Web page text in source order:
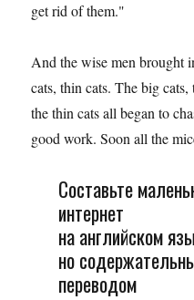
get rid of them."
And the wise men brought
cats, thin cats. The big
the thin cats all began to
good work. Soon all the
Составьте
интернет
на английском
но
переводом